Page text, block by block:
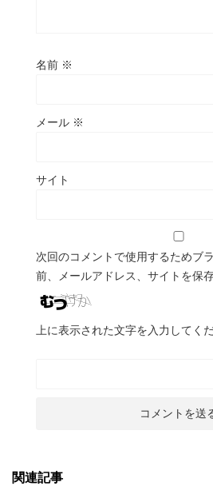
名前 ※
メール ※
サイト
次回のコメントで使用するためブ
前、メールアドレス、サイトを保存
上に表示された文字を入力してくだ
関連記事